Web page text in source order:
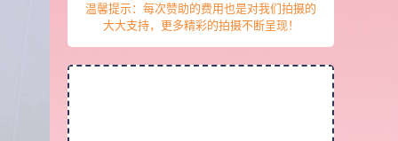
温馨提示：每次赞助的费用也是对我们拍摄的
大大支持，更多精彩的拍摄不断呈现！